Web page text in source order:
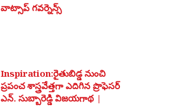
వాట్సాప్ గవర్నెన్స్
Inspiration:రైతుబిడ్డ నుంచి
ప్రపంచ శాస్త్రవేత్తగా ఎదిగిన ప్రొఫెసర్
ఎన్. సుబ్బారెడ్డి విజయగాథ |